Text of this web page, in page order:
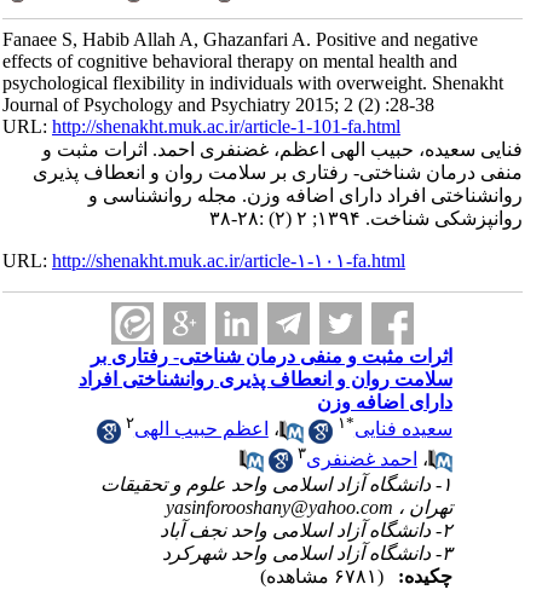
Fanaee S, Habib Allah A, Ghazanfari A. Positive and negative
effects of cognitive behavioral therapy on mental health and
psychological flexibility in individuals with overweight. Shenakht
Journal of Psychology and Psychiatry 2015; 2 (2) :28-38
URL:http://shenakht.muk.ac.ir/article-1-101-fa.html
فنایی سعیده، حبیب الهی اعظم، غضنفری احمد. اثرات مثبت و
منفی درمان شناختی- رفتاری بر سلامت روان و انعطاف پذیری
روانشناختی افراد دارای اضافه وزن. مجله روانشناسی و
روانپزشکی شناخت. ۱۳۹۴; ۲ (۲) :۲۸-۳۸
URL:http://shenakht.muk.ac.ir/article-۱-۱۰۱-fa.html
اثرات مثبت و منفی درمان شناختی- رفتاری بر
سلامت روان و انعطاف پذیری روانشناختی افراد
دارای اضافه وزن
سعیده فنایی
۱ ،اعظم حبیب الهی
،احمد غضنفری
۱- دانشگاه آزاد اسلامی واحد علوم و تحقیقات
تهران ، yasinforooshany@yahoo.com
چکیده: